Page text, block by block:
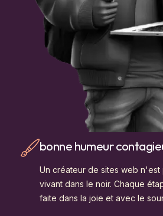
bonne humeur
Un créateur de sites web n'est
vivant dans le noir. Chaque
faite dans la joie et avec le